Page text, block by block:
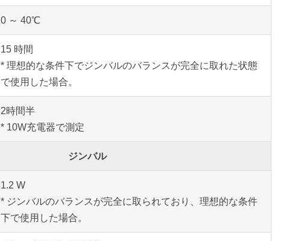
0 ～ 40℃
15 時間
* 理想的な条件下でジンバルのバランスが完全に取れた状態
で使用した場合。
2時間半
* 10W充電器で測定
ジンバル
1.2 W
* ジンバルのバランスが完全に取られており、理想的な条件
下で使用した場合。